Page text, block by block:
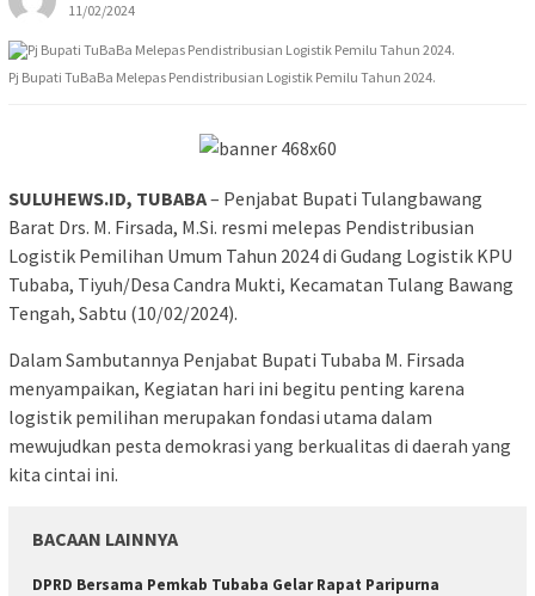
11/02/2024
Pj Bupati TuBaBa Melepas Pendistribusian Logistik Pemilu Tahun 2024.
SULUHEWS.ID, TUBABA– Penjabat Bupati Tulangbawang
Barat Drs. M. Firsada, M.Si. resmi melepas Pendistribusian
Logistik Pemilihan Umum Tahun 2024 di Gudang Logistik KPU
Tubaba, Tiyuh/Desa Candra Mukti, Kecamatan Tulang Bawang
Tengah, Sabtu (10/02/2024).
Dalam Sambutannya Penjabat Bupati Tubaba M. Firsada
menyampaikan, Kegiatan hari ini begitu penting karena
logistik pemilihan merupakan fondasi utama dalam
mewujudkan pesta demokrasi yang berkualitas di daerah yang
kita cintai ini.
BACAAN LAINNYA
DPRD Bersama Pemkab Tubaba Gelar Rapat Paripurna